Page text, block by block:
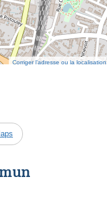
Corriger l’adresse ou la localisation